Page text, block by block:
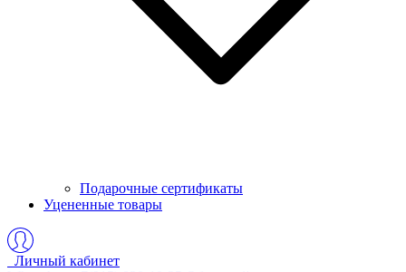
Подарочные сертификаты
Уцененные товары
Личный кабинет